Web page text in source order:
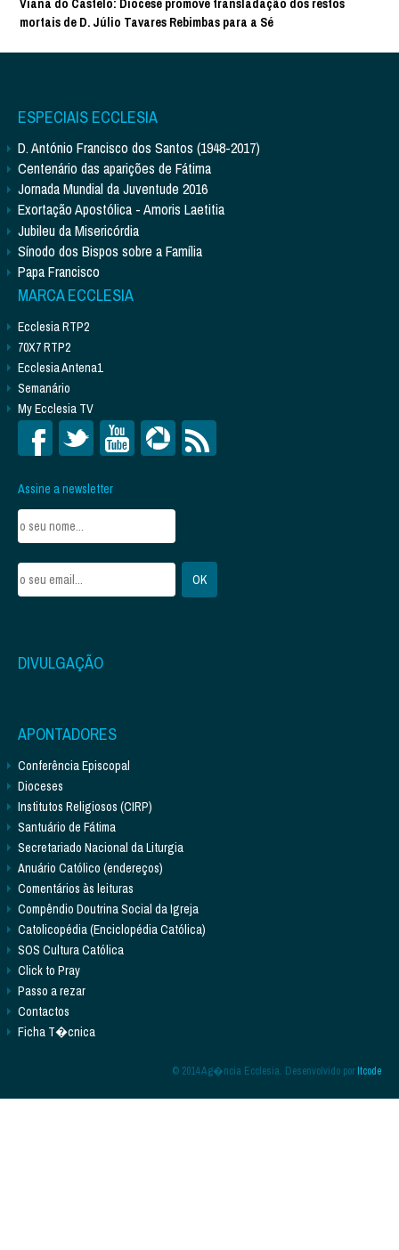
Viana do Castelo: Diocese promove transladação dos restos
mortais de D. Júlio Tavares Rebimbas para a Sé
ESPECIAIS ECCLESIA
D. António Francisco dos Santos (1948-2017)
Centenário das aparições de Fátima
Jornada Mundial da Juventude 2016
Exortação Apostólica - Amoris Laetitia
Jubileu da Misericórdia
Sínodo dos Bispos sobre a Família
Papa Francisco
MARCA ECCLESIA
Ecclesia RTP2
70X7 RTP2
Ecclesia Antena1
Semanário
My Ecclesia TV
Assine a newsletter
DIVULGAÇÃO
APONTADORES
Conferência Episcopal
Dioceses
Institutos Religiosos (CIRP)
Santuário de Fátima
Secretariado Nacional da Liturgia
Anuário Católico (endereços)
Comentários às leituras
Compêndio Doutrina Social da Igreja
Catolicopédia (Enciclopédia Católica)
SOS Cultura Católica
Click to Pray
Passo a rezar
Contactos
Ficha T�cnica
© 2014 Ag�ncia Ecclesia. Desenvolvido porItcode